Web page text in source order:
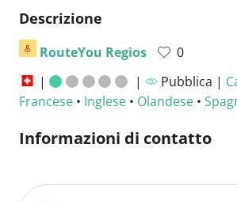
Descrizione
RouteYou Regios
0
|
| Pubblica |
Francese • Inglese • Olandese •
Informazioni di contatto